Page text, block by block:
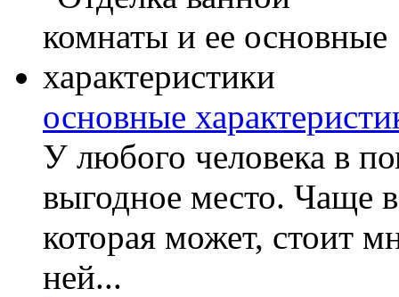
основные
У любого человека в
выгодное место. Чаще
которая может, стоит
ней...